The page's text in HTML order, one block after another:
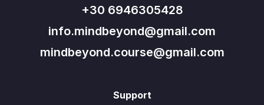
+30 6946305428
info.mindbeyond@gmail.com
mindbeyond.course@gmail.com
Support